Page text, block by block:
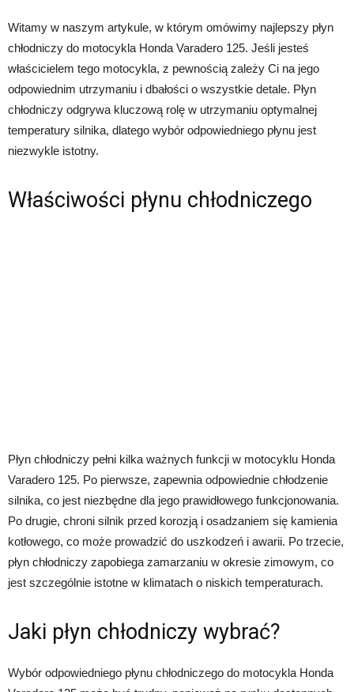
Witamy w naszym artykule, w którym omówimy najlepszy płyn
chłodniczy do motocykla Honda Varadero 125. Jeśli jesteś
właścicielem tego motocykla, z pewnością zależy Ci na jego
odpowiednim utrzymaniu i dbałości o wszystkie detale. Płyn
chłodniczy odgrywa kluczową rolę w utrzymaniu optymalnej
temperatury silnika, dlatego wybór odpowiedniego płynu jest
niezwykle istotny.
Właściwości płynu chłodniczego
Płyn chłodniczy pełni kilka ważnych funkcji w motocyklu Honda
Varadero 125. Po pierwsze, zapewnia odpowiednie chłodzenie
silnika, co jest niezbędne dla jego prawidłowego funkcjonowania.
Po drugie, chroni silnik przed korozją i osadzaniem się kamienia
kotłowego, co może prowadzić do uszkodzeń i awarii. Po trzecie,
płyn chłodniczy zapobiega zamarzaniu w okresie zimowym, co
jest szczególnie istotne w klimatach o niskich temperaturach.
Jaki płyn chłodniczy wybrać?
Wybór odpowiedniego płynu chłodniczego do motocykla Honda